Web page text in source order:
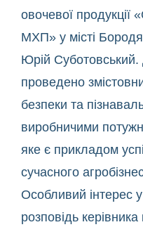
овочевої продукції
МХП» у місті
Юрій Суботовський.
проведено
безпеки та
виробничими
яке є прикладом
сучасного
Особливий інтерес
розповідь